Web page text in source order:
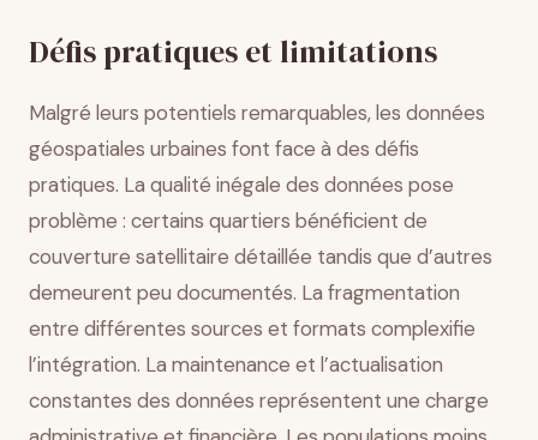
Défis pratiques et limitations
Malgré leurs potentiels remarquables, les données
géospatiales urbaines font face à des défis
pratiques. La qualité inégale des données pose
problème : certains quartiers bénéficient de
couverture satellitaire détaillée tandis que d’autres
demeurent peu documentés. La fragmentation
entre différentes sources et formats complexifie
l’intégration. La maintenance et l’actualisation
constantes des données représentent une charge